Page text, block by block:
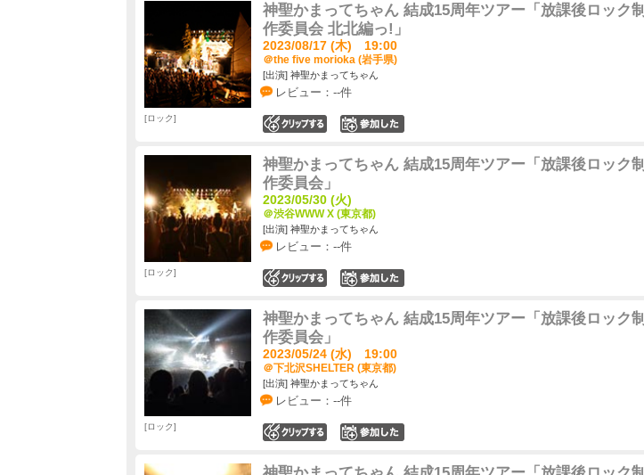
神聖かまってちゃん 結成15周年ツアー「放課後ロック制
作委員会 北北編っ!」
2023/08/17 (木) 19:00
＠the five morioka (岩手県)
[出演] 神聖かまってちゃん
レビュー：--件
ロック
神聖かまってちゃん 結成15周年ツアー「放課後ロック制
作委員会」
2023/05/30 (火)
＠渋谷WWW X (東京都)
[出演] 神聖かまってちゃん
レビュー：--件
ロック
神聖かまってちゃん 結成15周年ツアー「放課後ロック制
作委員会」
2023/05/24 (水) 19:00
＠下北沢SHELTER (東京都)
[出演] 神聖かまってちゃん
レビュー：--件
ロック